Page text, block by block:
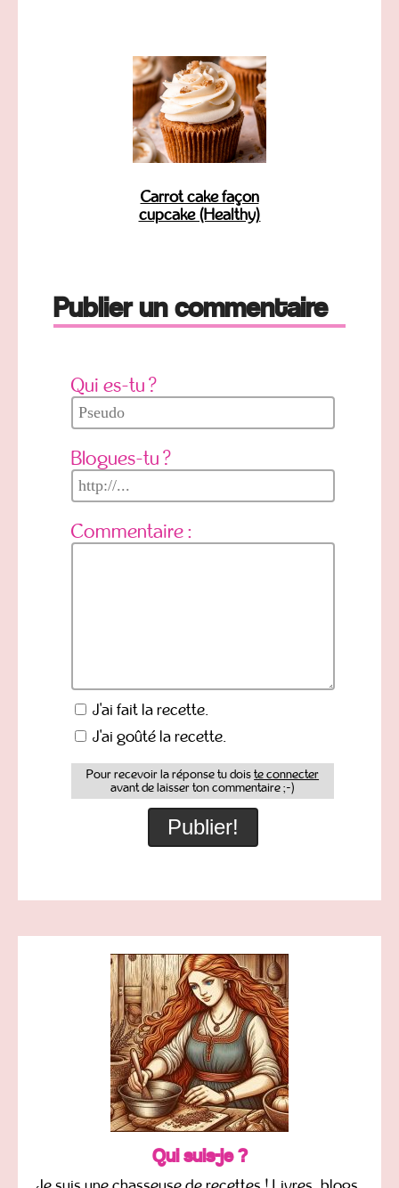
Carrot cake façon
cupcake (Healthy)
Publier un commentaire
Qui es-tu ?
Blogues-tu ?
Commentaire :
J'ai fait la recette.
J'ai goûté la recette.
Pour recevoir la réponse tu doiste connecter
avant de laisser ton commentaire ;-)
Qui suis-je ?